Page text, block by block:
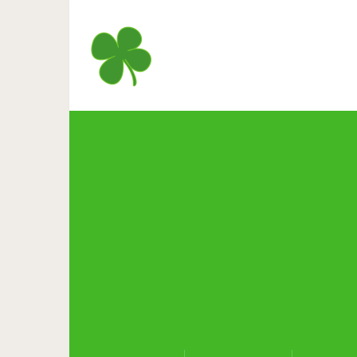
Пошла моя знакомая на